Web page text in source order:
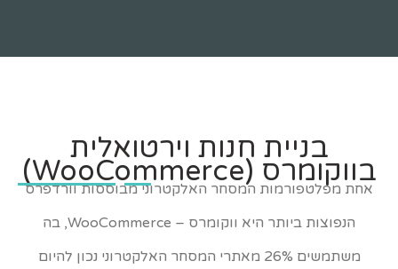
בניית חנות וירטואלית
בווקומרס (WooCommerce)
אחת מפלטפורמות המסחר האלקטרוני מבוססות וורדפרס
הנפוצות ביותר היא ווקומרס – WooCommerce, בה
משתמשים 26% מאתרי המסחר האלקטרוני נכון להיום